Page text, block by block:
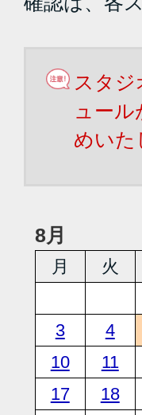
スタ
ュー
めいた
8月
月 火
3
4
10
11
17
18